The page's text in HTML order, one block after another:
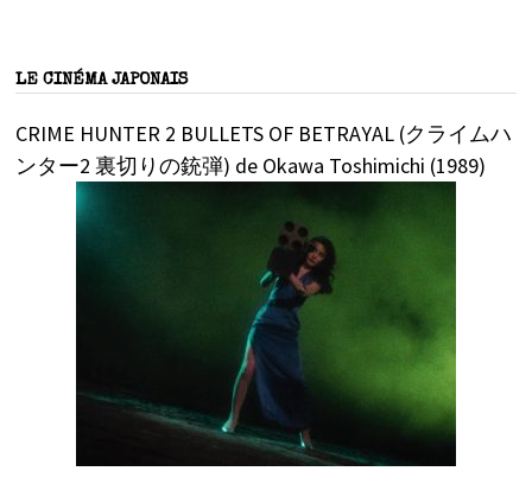
LE CINÉMA JAPONAIS
CRIME HUNTER 2 BULLETS OF BETRAYAL (クライムハ
ンター2 裏切りの銃弾) de Okawa Toshimichi (1989)